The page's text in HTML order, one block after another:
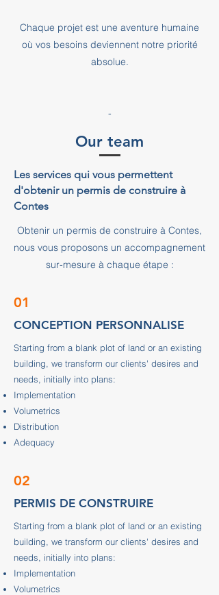
Chaque projet est une aventure humaine
où vos besoins deviennent notre priorité
absolue.
-
Our team
Les services qui vous permettent
d'obtenir un permis de construire à
Contes
Obtenir un permis de construire à Contes,
nous vous proposons un accompagnement
sur-mesure à chaque étape :
01
CONCEPTION PERSONNALISE
Starting from a blank plot of land or an existing
building, we transform our clients' desires and
needs, initially into plans:
Implementation
Volumetrics
Distribution
Adequacy
02
PERMIS DE CONSTRUIRE
Starting from a blank plot of land or an existing
building, we transform our clients' desires and
needs, initially into plans:
Implementation
Volumetrics